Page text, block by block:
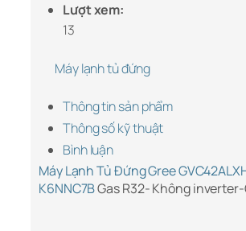
Lượt xem:
13
Máy lạnh tủ đứng
Thông tin sản phẩm
Thông số kỹ thuật
Bình luận
Máy Lạnh Tủ Đứng Gree
K6NNC7BGas R32- Không inverter-